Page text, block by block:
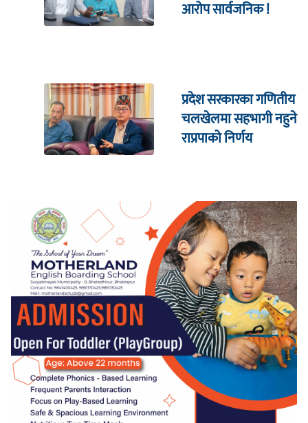
आरोप सार्वजनिक !
प्रदेश सरकारका गणितीय
चलखेलमा सहभागी नहुने
राप्रपाको निर्णय